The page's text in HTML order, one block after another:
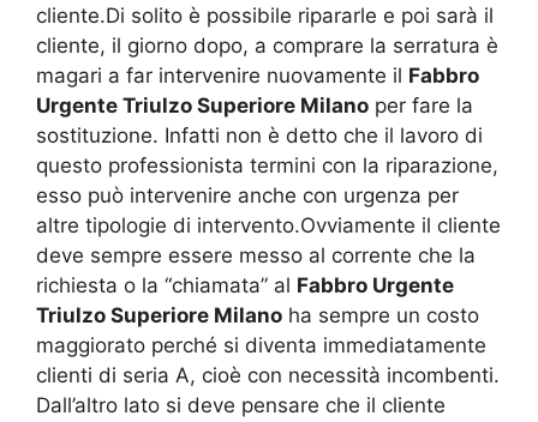
cliente.Di solito è possibile ripararle e poi sarà il
cliente, il giorno dopo, a comprare la serratura è
magari a far intervenire nuovamente il Fabbro
Urgente Triulzo Superiore Milano per fare la
sostituzione. Infatti non è detto che il lavoro di
questo professionista termini con la riparazione,
esso può intervenire anche con urgenza per
altre tipologie di intervento.Ovviamente il cliente
deve sempre essere messo al corrente che la
richiesta o la “chiamata” al Fabbro Urgente
Triulzo Superiore Milano ha sempre un costo
maggiorato perché si diventa immediatamente
clienti di seria A, cioè con necessità incombenti.
Dall’altro lato si deve pensare che il cliente